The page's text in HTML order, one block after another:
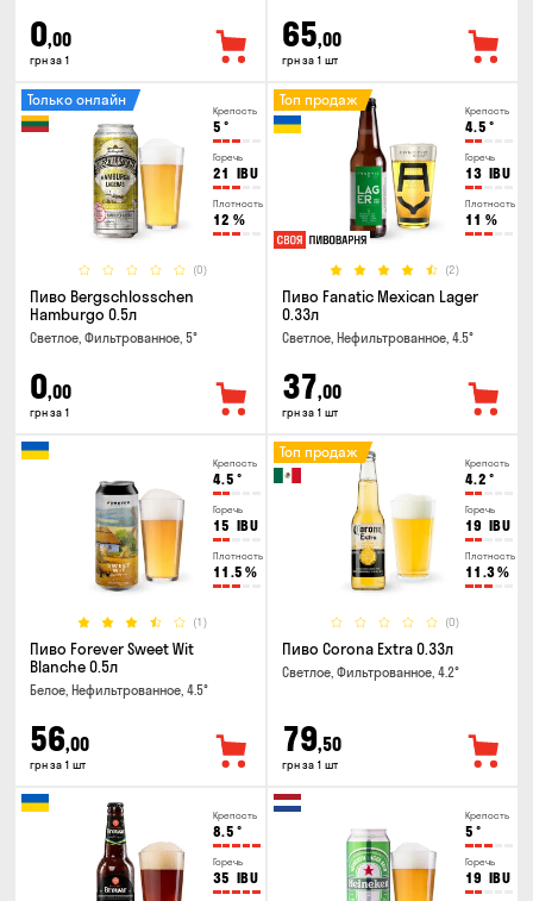
0,00
грн за 1
65,00
грн за 1 шт
Крепость
5 °
Горечь
21 IBU
Плотность
12 %
(0)
Только онлайн
Пиво Bergschlosschen
Hamburgo 0.5л
Светлое, Фильтрованное, 5°
0,00
грн за 1
Крепость
4.5 °
Горечь
13 IBU
Плотность
11 %
(2)
Топ продаж
Пиво Fanatic Mexican Lager
0.33л
Светлое, Нефильтрованное, 4.5°
37,00
грн за 1 шт
Крепость
4.5 °
Горечь
15 IBU
Плотность
11.5 %
(1)
Пиво Forever Sweet Wit
Blanche 0.5л
Белое, Нефильтрованное, 4.5°
56,00
грн за 1 шт
Крепость
4.2 °
Горечь
19 IBU
Плотность
11.3%
(0)
Топ продаж
Пиво Corona Extra 0.33л
Светлое, Фильтрованное, 4.2°
79,50
грн за 1 шт
Крепость
8.5 °
Горечь
35 IBU
Крепость
5 °
Горечь
19 IBU